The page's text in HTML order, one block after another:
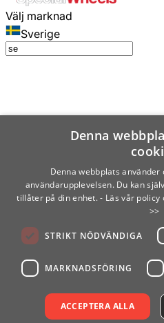
Välj marknad
Sverige
Denna
Denna webbplats
användarupplevelsen. Du kan
tillåter på din enhet. - Läs vår
>>
STRIKT NÖDVÄNDIGA
MARKNADSFÖRING
ACCEPTERA ALLA